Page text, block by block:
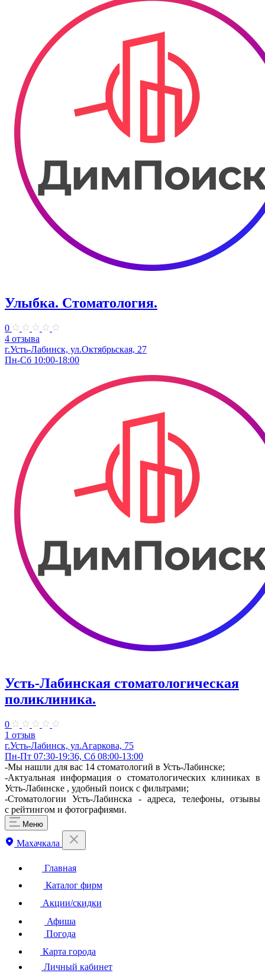
Улыбка. Стоматология.
0
4 отзыва
г.Усть-Лабинск, ул.Октябрьская, 27
Пн-Сб 10:00-18:00
Усть-Лабинская стоматологическая
поликлиника.
0
1 отзыв
г.Усть-Лабинск, ул.Агаркова, 75
Пн-Пт 07:30-19:36, Сб 08:00-13:00
-Мы нашли для вас 14 стоматологий в Усть-Лабинске;
-Актуальная информация о стоматологических клиниках в
Усть-Лабинске , удобный поиск с фильтрами;
-Стоматологии Усть-Лабинска - адреса, телефоны, отзывы
с рейтингом и фотографиями.
Меню
Махачкала
Главная
Каталог фирм
Акции/скидки
Афиша
Погода
Карта города
Личный кабинет